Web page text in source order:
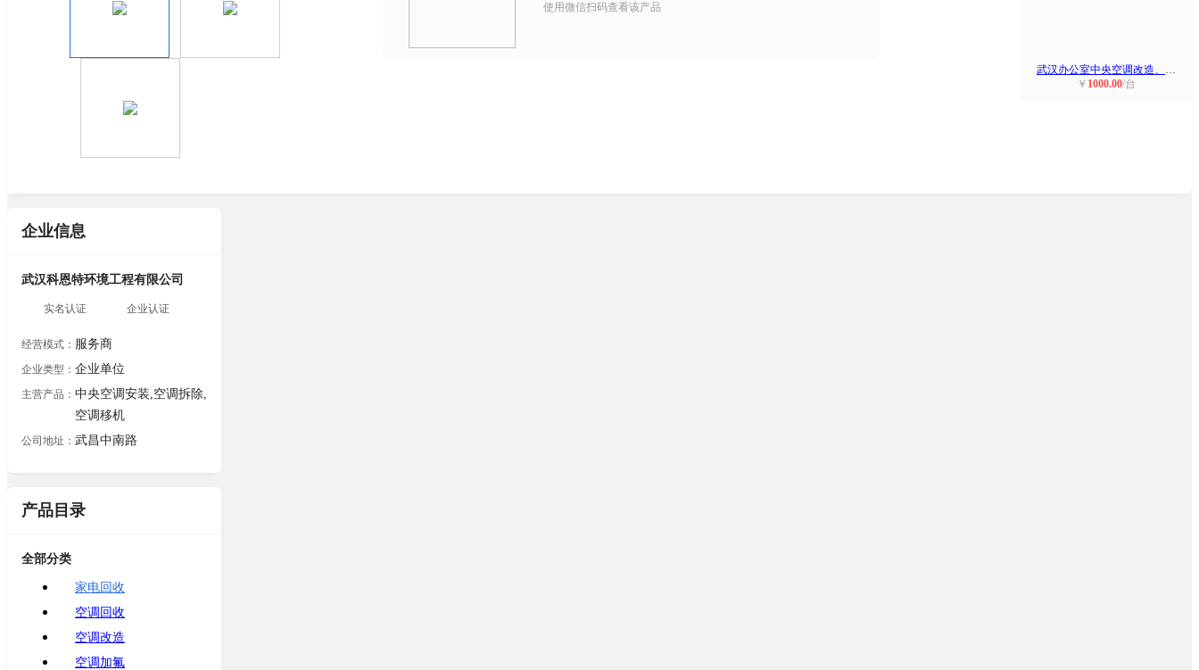
使用微信扫码查看该产品
武汉办公室中央空调改造、加装、改管
￥ 1000.00/台
企业信息
武汉科恩特环境工程有限公司
实名认证 企业认证
经营模式： 服务商
企业类型： 企业单位
主营产品： 中央空调安装,空调拆除,
空调移机
公司地址： 武昌中南路
产品目录
全部分类
家电回收
空调回收
空调改造
空调加氟